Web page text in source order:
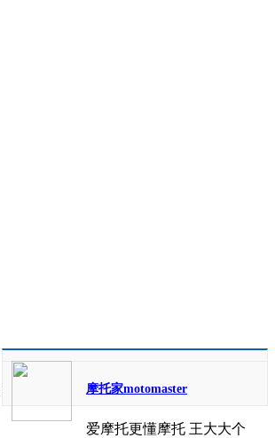
摩托家motomaster
爱摩托更懂摩托 王大大个